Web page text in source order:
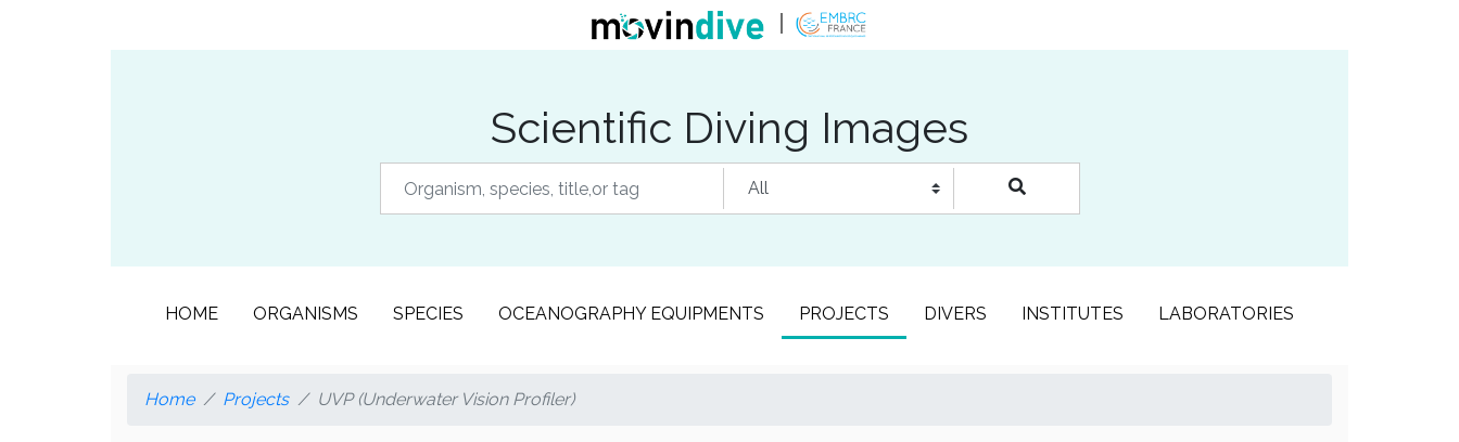
Scientific Diving Images
HOME ORGANISMS SPECIES OCEANOGRAPHY EQUIPMENTS PROJECTS DIVERS INSTITUTES LABORATORIES
Home Projects UVP (Underwater Vision Profiler)